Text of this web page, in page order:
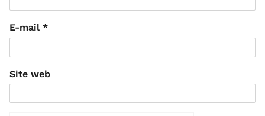
E-mail *
Site web